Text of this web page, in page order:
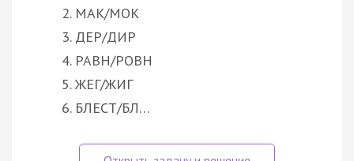
МАК/МОК
ДЕР/ДИР
РАВН/РОВН
ЖЕГ/ЖИГ
БЛЕСТ/БЛ…